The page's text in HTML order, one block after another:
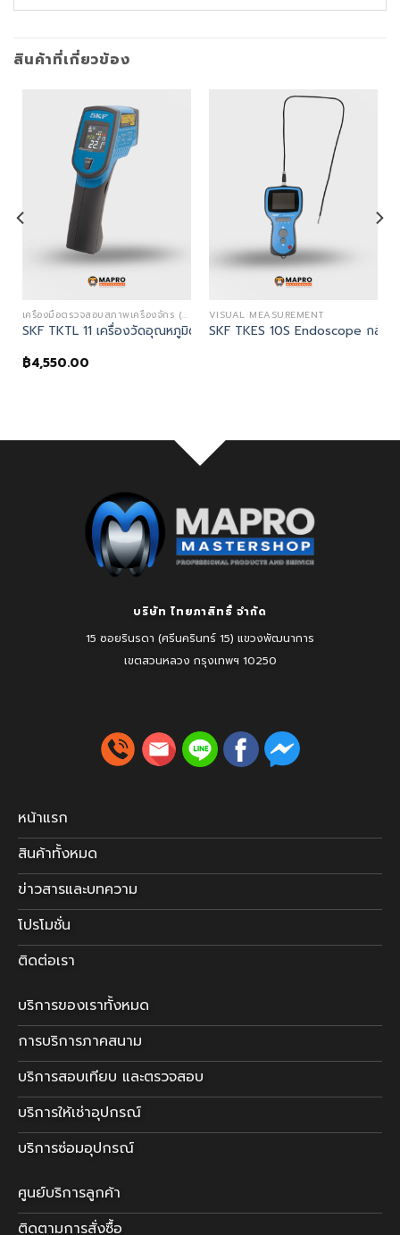
สินค้าที่เกี่ยวข้อง
เครื่องมือตรวจสอบสภาพเครื่องจักร (CONDITION MONITORING)
SKF TKTL 11 เครื่องวัดอุณหภูมิด้วยอินฟราเรด
฿4,550.00
VISUAL MEASUREMENT
SKF TKES 10S Endoscope กล้อ
gun (TLGB 21 รหัสแทน)
บริษัท ไทยภาสิทธิ์ จำกัด
15 ซอยรินรดา (ศรีนครินทร์ 15) แขวงพัฒนาการ
เขตสวนหลวง กรุงเทพฯ 10250
หน้าแรก
สินค้าทั้งหมด
ข่าวสารและบทความ
โปรโมชั่น
ติดต่อเรา
บริการของเราทั้งหมด
การบริการภาคสนาม
บริการสอบเทียบ และตรวจสอบ
บริการให้เช่าอุปกรณ์
บริการซ่อมอุปกรณ์
ศูนย์บริการลูกค้า
ติดตามการสั่งซื้อ